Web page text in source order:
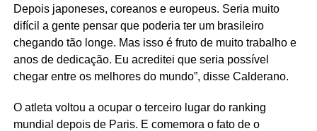
Depois japoneses, coreanos e europeus. Seria muito
difícil a gente pensar que poderia ter um brasileiro
chegando tão longe. Mas isso é fruto de muito trabalho e
anos de dedicação. Eu acreditei que seria possível
chegar entre os melhores do mundo”, disse Calderano.
O atleta voltou a ocupar o terceiro lugar do ranking
mundial depois de Paris. E comemora o fato de o